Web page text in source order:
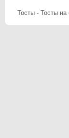
Тосты - Тосты на